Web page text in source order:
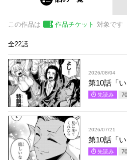
この作品は 作品チケット 対象です
全22話
2026/08/04
第10話「
先読み 70
2026/07/21
第10話「
先読み 70